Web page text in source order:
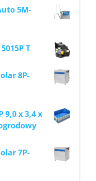
5M-
T
8P-
9,0 x 3,4 x
7P-